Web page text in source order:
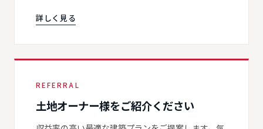
詳しく見る
REFERRAL
土地オーナー様をご紹介ください